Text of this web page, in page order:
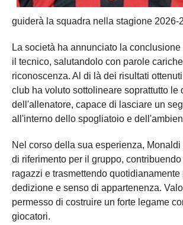
guiderà la squadra nella stagione 2026-
La società ha annunciato la
il tecnico, salutandolo con parole
riconoscenza. Al di là dei risultati
club ha voluto sottolineare soprattutto le
dell'allenatore, capace di lasciare un
all'interno dello spogliatoio e
Nel corso della sua esperienza,
di riferimento per il gruppo,
ragazzi e trasmettendo quotidianamente
dedizione e senso di appartenenza.
permesso di costruire un forte legame
giocatori.